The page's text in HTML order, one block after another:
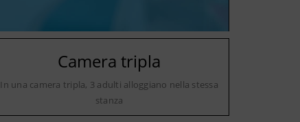
Camera tripla
In una camera tripla, 3 adulti alloggiano nella stessa
stanza